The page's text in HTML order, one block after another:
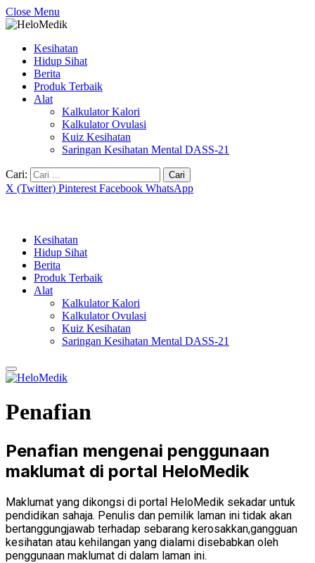
Close Menu
Kesihatan
Hidup Sihat
Berita
Produk Terbaik
Alat
Kalkulator Kalori
Kalkulator Ovulasi
Kuiz Kesihatan
Saringan Kesihatan Mental DASS-21
Cari:
X (Twitter) Pinterest Facebook WhatsApp
Kesihatan
Hidup Sihat
Berita
Produk Terbaik
Alat
Kalkulator Kalori
Kalkulator Ovulasi
Kuiz Kesihatan
Saringan Kesihatan Mental DASS-21
Penafian
Penafian mengenai penggunaan
maklumat di portal HeloMedik
Maklumat yang dikongsi di portal HeloMedik sekadar untuk
pendidikan sahaja. Penulis dan pemilik laman ini tidak akan
bertanggungjawab terhadap sebarang kerosakkan,gangguan
kesihatan atau kehilangan yang dialami disebabkan oleh
penggunaan maklumat di dalam laman ini.